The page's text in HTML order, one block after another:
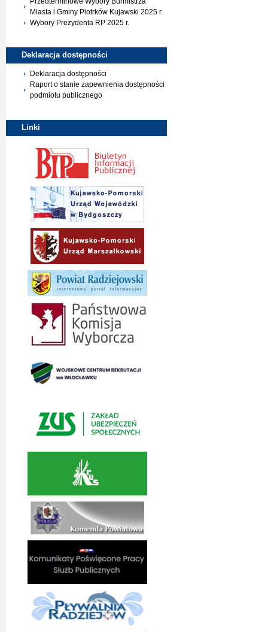
Miasta i Gminy Piotrków Kujawski 2025 r.
Wybory Prezydenta RP 2025 r.
Deklaracja dostępności
Deklaracja dostępności
Raport o stanie zapewnienia dostępności
podmiotu publicznego
Linki